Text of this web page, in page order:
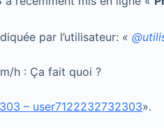
par l’utilisateur: «
h : Ça fait quoi ?
– user7122232732303».